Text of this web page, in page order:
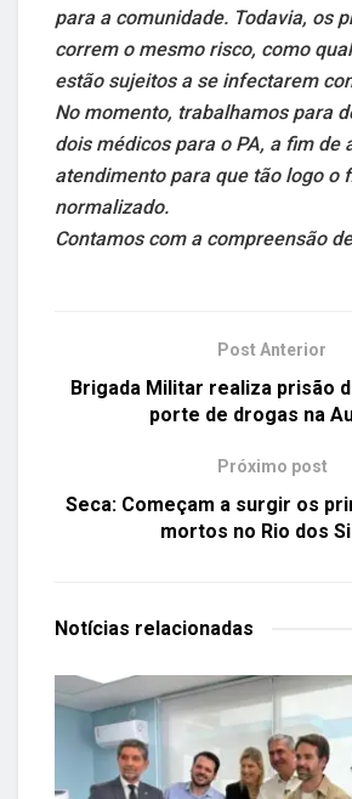
para a comunidade. Todavia, os
correm o mesmo risco, como
estão sujeitos a se infectarem
No momento, trabalhamos para
dois médicos para o PA, a fim de
atendimento para que tão logo o
normalizado.
Contamos com a compreensão
Post Anterior
Brigada Militar realiza prisão
porte de drogas na
Próximo post
Seca: Começam a surgir os
mortos no Rio dos
Notícias relacionadas